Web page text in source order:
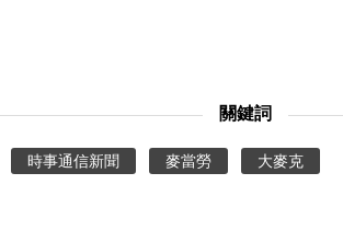
關鍵詞
時事通信新聞 麥當勞 大麥克